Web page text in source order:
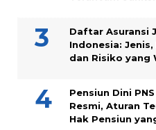
Daftar Asuransi
Indonesia:
dan Risiko yang
Pensiun Dini
Resmi, Aturan
Hak Pensiun